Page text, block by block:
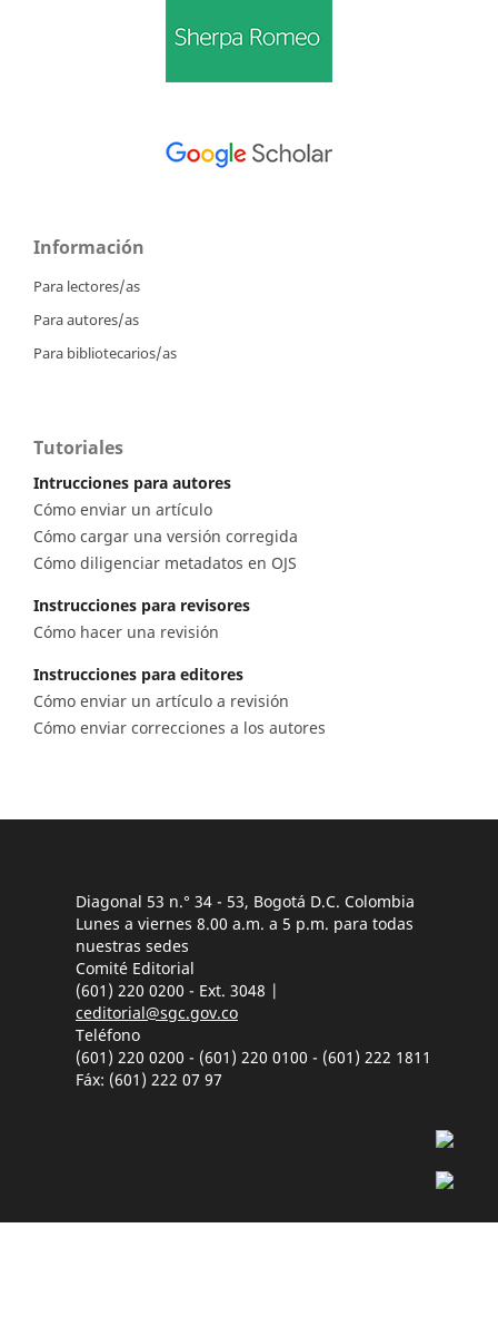
Información
Para lectores/as
Para autores/as
Para bibliotecarios/as
Tutoriales
Intrucciones para autores
Cómo enviar un artículo
Cómo cargar una versión corregida
Cómo diligenciar metadatos en OJS
Instrucciones para revisores
Cómo hacer una revisión
Instrucciones para editores
Cómo enviar un artículo a revisión
Cómo enviar correcciones a los autores
Diagonal 53 n.° 34 - 53, Bogotá D.C. Colombia
Lunes a viernes 8.00 a.m. a 5 p.m. para todas
nuestras sedes
Comité Editorial
(601) 220 0200 - Ext. 3048 |
ceditorial@sgc.gov.co
Teléfono
(601) 220 0200 - (601) 220 0100 - (601) 222 1811
Fáx: (601) 222 07 97